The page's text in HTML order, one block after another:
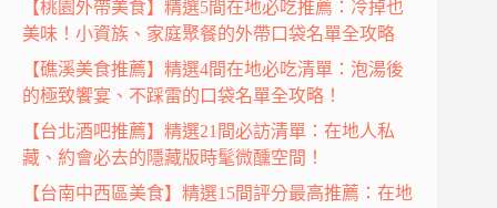
【桃園外帶美食】精選5間在地必吃推薦：冷掉也
美味！小資族、家庭聚餐的外帶口袋名單全攻略
【礁溪美食推薦】精選4間在地必吃清單：泡湯後
的極致饗宴、不踩雷的口袋名單全攻略！
【台北酒吧推薦】精選21間必訪清單：在地人私
藏、約會必去的隱藏版時髦微醺空間！
【台南中西區美食】精選15間評分最高推薦：在地